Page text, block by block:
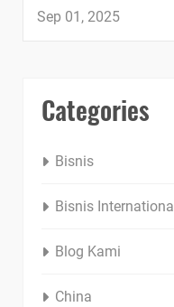
Sep 01, 2025
Categories
Bisnis
Bisnis International
Blog Kami
China